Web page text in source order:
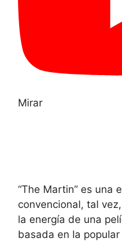
Mirar
“The Martin” es una
convencional, tal
la energía de una
basada en la